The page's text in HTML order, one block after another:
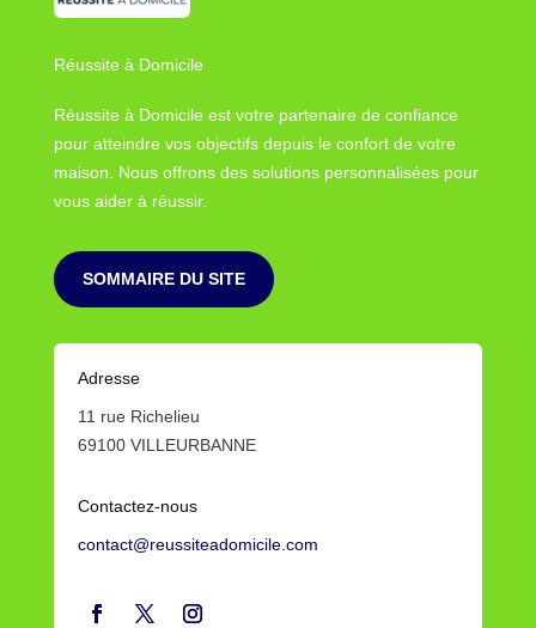
Réussite à Domicile
Réussite à Domicile est votre partenaire de confiance
pour atteindre vos objectifs depuis le confort de votre
maison. Nous offrons des solutions personnalisées pour
vous aider à réussir.
SOMMAIRE DU SITE
Adresse
11 rue Richelieu
69100 VILLEURBANNE
Contactez-nous
contact@reussiteadomicile.com